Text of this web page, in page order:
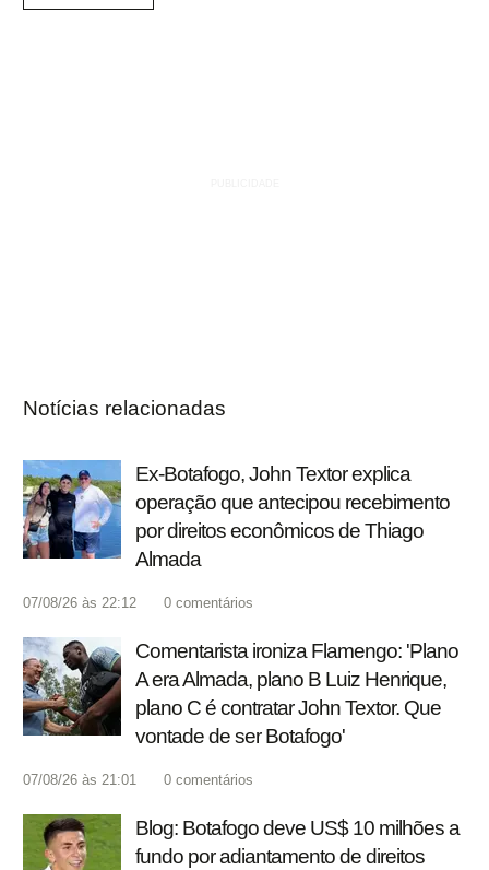
Notícias relacionadas
Ex-Botafogo, John Textor explica
operação que antecipou recebimento
por direitos econômicos de Thiago
Almada
07/08/26 às 22:12 0 comentários
Comentarista ironiza Flamengo: 'Plano
A era Almada, plano B Luiz Henrique,
plano C é contratar John Textor. Que
vontade de ser Botafogo'
07/08/26 às 21:01 0 comentários
Blog: Botafogo deve US$ 10 milhões a
fundo por adiantamento de direitos